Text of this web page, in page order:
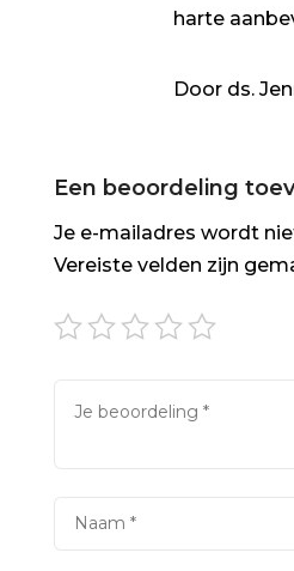
harte
Door ds.
Een beoordeling
Je e-mailadres wordt
Vereiste velden zijn